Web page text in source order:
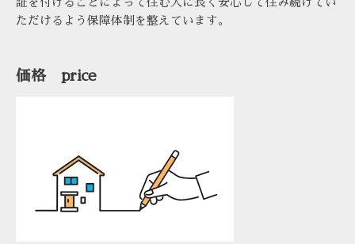
証を付けることによって住む人に長く安心して住み続けてい
ただけるよう保障体制を整えています。
価格 price